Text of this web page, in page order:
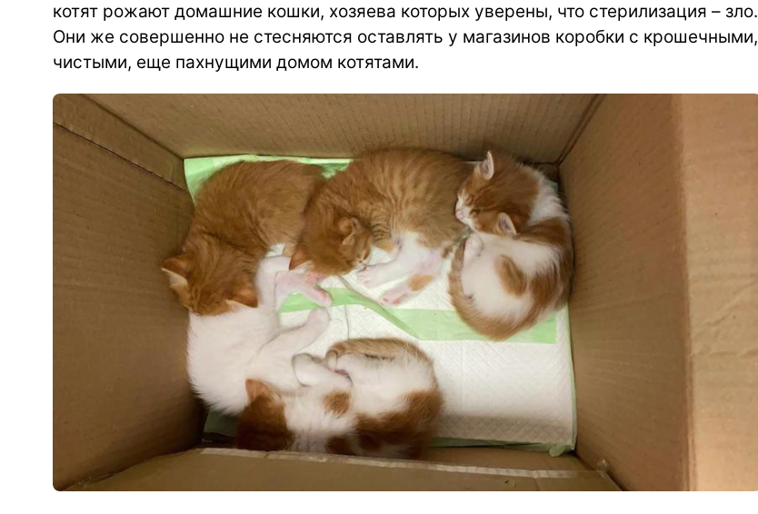
котят рожают домашние кошки, хозяева которых уверены, что стерилизация – зло.
Они же совершенно не стесняются оставлять у магазинов коробки с крошечными,
чистыми, еще пахнущими домом котятами.